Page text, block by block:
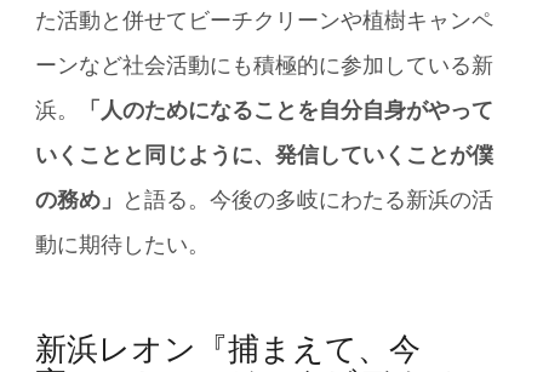
た活動と併せてビーチクリーンや植樹キャンペ
ーンなど社会活動にも積極的に参加している新
浜。
「人のためになることを自分自身がやって
いくことと同じように、発信していくことが僕
の務め」
と語る。今後の多岐にわたる新浜の活
動に期待したい。
新浜レオン『捕まえて、今